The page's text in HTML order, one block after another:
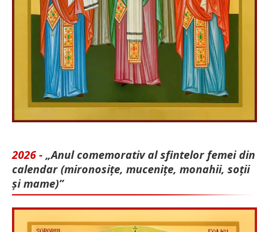
2026 - „Anul comemorativ al sfintelor femei din
calendar (mironosițe, mu­cenițe, monahii, soții
și mame)”